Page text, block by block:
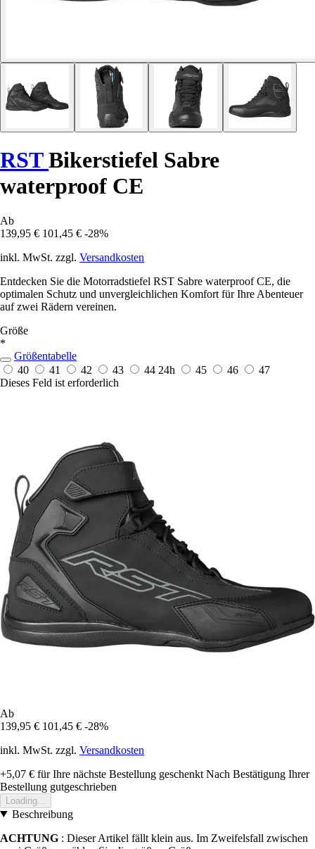
RSTBikerstiefel Sabre
waterproof CE
Ab
139,95 € 101,45 € -28%
inkl. MwSt. zzgl. Versandkosten
Entdecken Sie die Motorradstiefel RST Sabre waterproof CE, die
optimalen Schutz und unvergleichlichen Komfort für Ihre Abenteuer
auf zwei Rädern vereinen.
Größe
*
Größentabelle
40
41 42 43 44 24h 45 46
47
Dieses Feld ist erforderlich
Ab
139,95 € 101,45 € -28%
inkl. MwSt. zzgl. Versandkosten
+5,07 € für Ihre nächste Bestellung geschenkt Nach Bestätigung Ihrer
Bestellung gutgeschrieben
Loading...
Beschreibung
ACHTUNG : Dieser Artikel fällt klein aus. Im Zweifelsfall zwischen